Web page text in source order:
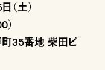
（土）
）
町35番地 柴田ビ